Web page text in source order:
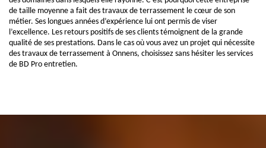
de taille moyenne a fait des travaux de terrassement le cœur de son
métier. Ses longues années d’expérience lui ont permis de viser
l’excellence. Les retours positifs de ses clients témoignent de la grande
qualité de ses prestations. Dans le cas où vous avez un projet qui nécessite
des travaux de terrassement à Onnens, choisissez sans hésiter les services
de BD Pro entretien.